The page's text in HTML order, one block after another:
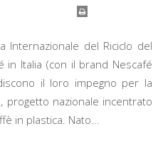
Internazionale del Riciclo del
in Italia (con il brand Nescafé
il loro impegno per la
progetto nazionale incentrato
in plastica. Nato...